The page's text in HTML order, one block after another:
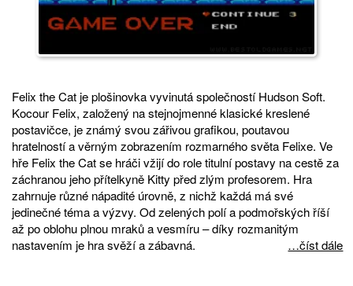
Felix the Cat je plošinovka vyvinutá společností Hudson Soft.
Kocour Felix, založený na stejnojmenné klasické kreslené
postavičce, je známý svou zářivou grafikou, poutavou
hratelností a věrným zobrazením rozmarného světa Felixe. Ve
hře Felix the Cat se hráči vžijí do role titulní postavy na cestě za
záchranou jeho přítelkyně Kitty před zlým profesorem. Hra
zahrnuje různé nápadité úrovně, z nichž každá má své
jedinečné téma a výzvy. Od zelených polí a podmořských říší
až po oblohu plnou mraků a vesmíru – díky rozmanitým
nastavením je hra svěží a zábavná.
…číst dále